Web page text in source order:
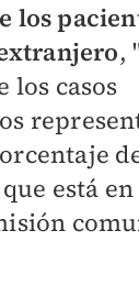
los
,
los casos
está